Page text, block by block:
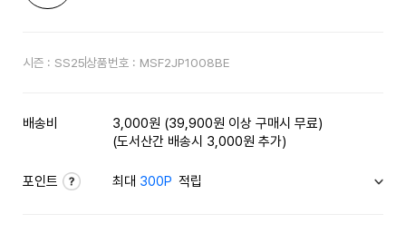
시즌 : SS25상품번호 : MSF2JP1008BE
배송비
3,000원 (39,900원 이상 구매시 무료)
(도서산간 배송시 3,000원 추가)
포인트 최대 300P 적립